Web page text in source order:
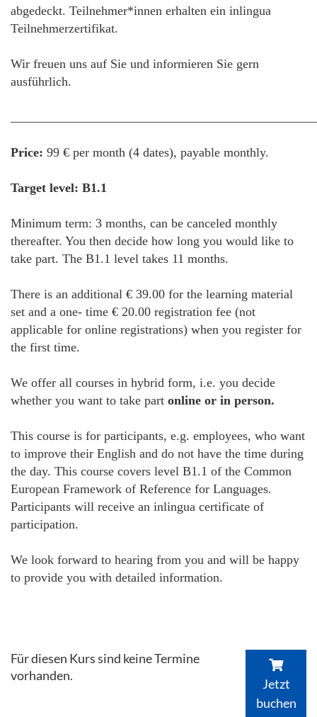
abgedeckt. Teilnehmer*innen erhalten ein inlingua
Teilnehmerzertifikat.
Wir freuen uns auf Sie und informieren Sie gern
ausführlich.
Price: 99 € per month (4 dates), payable monthly.
Target level: B1.1
Minimum term: 3 months, can be canceled monthly
thereafter. You then decide how long you would like to
take part. The B1.1 level takes 11 months.
There is an additional € 39.00 for the learning material
set and a one- time € 20.00 registration fee (not
applicable for online registrations) when you register for
the first time.
We offer all courses in hybrid form, i.e. you decide
whether you want to take part online or in person.
This course is for participants, e.g. employees, who want
to improve their English and do not have the time during
the day. This course covers level B1.1 of the Common
European Framework of Reference for Languages.
Participants will receive an inlingua certificate of
participation.
We look forward to hearing from you and will be happy
to provide you with detailed information.
Für diesen Kurs sind keine Termine
vorhanden.
Jetzt
buchen